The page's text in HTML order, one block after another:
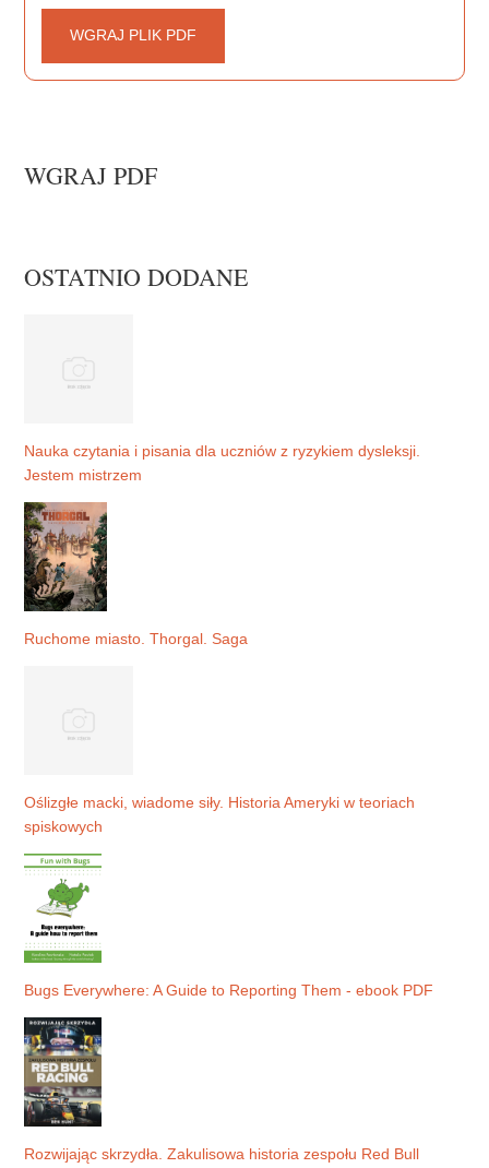
WGRAJ PLIK PDF
WGRAJ PDF
OSTATNIO DODANE
Nauka czytania i pisania dla uczniów z ryzykiem dysleksji.
Jestem mistrzem
Ruchome miasto. Thorgal. Saga
Oślizgłe macki, wiadome siły. Historia Ameryki w teoriach
spiskowych
Bugs Everywhere: A Guide to Reporting Them - ebook PDF
Rozwijając skrzydła. Zakulisowa historia zespołu Red Bull